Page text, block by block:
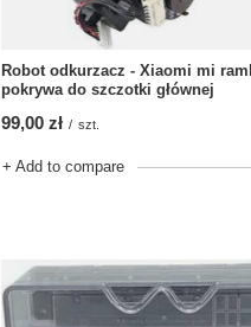
Robot odkurzacz - Xiaomi mi
pokrywa do szczotki głównej
99,00 zł / szt.
+ Add to compare